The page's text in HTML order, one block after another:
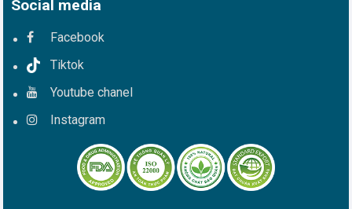
Social media
Facebook
Tiktok
Youtube chanel
Instagram